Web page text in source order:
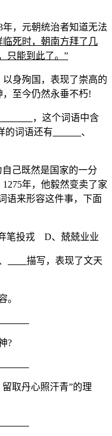
，元朝统治者知道无法
临死时，朝南方拜了几
只能到此了。”
身殉国，表现了崇高的
至今仍然永垂不朽!
，这个词语中含
的词语还有
、
己既然是国家的一分
年，他毅然变卖了家
语来形容这件事，下面
笔投戎 D、兢兢业业
描写，表现了文天
。
?
取丹心照汗青”的理